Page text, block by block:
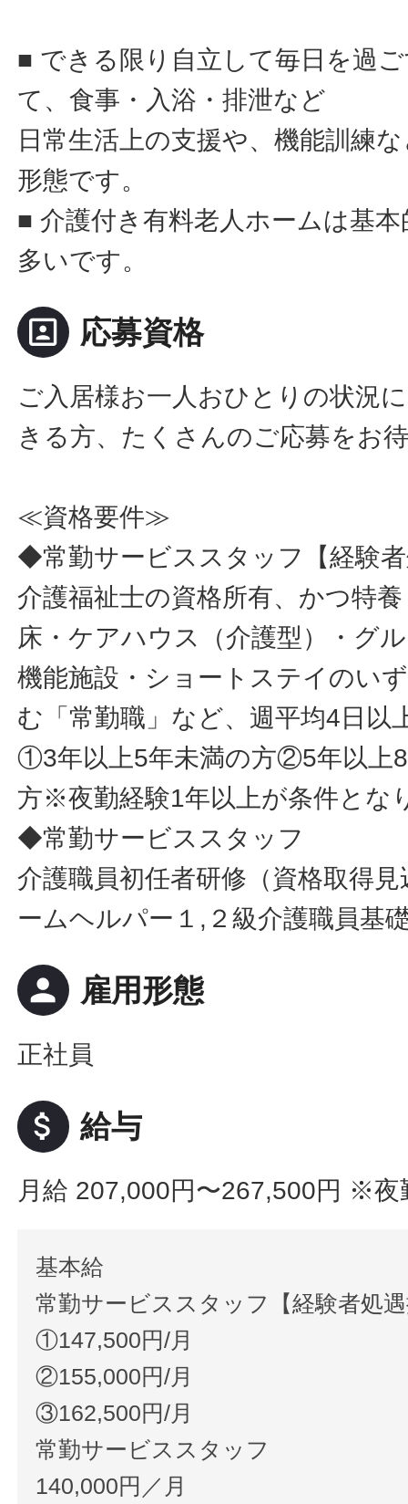
■ できる限り自立して毎日を過
て、食事・入浴・排泄など
日常生活上の支援や、機能訓練
形態です。
■ 介護付き有料老人ホームは基
多いです。
portrait 応募資格
ご入居様お一人おひとりの状況
きる方、たくさんのご応募をお
≪資格要件≫
◆常勤サービススタッフ【経験
介護福祉士の資格所有、かつ特
床・ケアハウス（介護型）・グ
機能施設・ショートステイのい
む「常勤職」など、週平均4日以
①3年以上5年未満の方②5年以上
方※夜勤経験1年以上が条件とな
◆常勤サービススタッフ
介護職員初任者研修（資格取得
ームヘルパー１,２級介護職員基
person 雇用形態
正社員
attach_money 給与
月給 207,000円〜267,500円 ※夜
基本給
常勤サービススタッフ【経験者
①147,500円/月
②155,000円/月
③162,500円/月
常勤サービススタッフ
140,000円／月